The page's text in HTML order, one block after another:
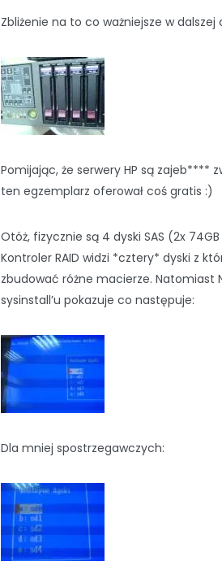
Zbliżenie na to co ważniejsze w dalszej
Pomijając, że serwery HP są zajeb****
ten egzemplarz oferował coś gratis :)
Otóż, fizycznie są 4 dyski SAS (2x 74GB
Kontroler RAID widzi *cztery* dyski z
zbudować różne macierze. Natomiast
sysinstall’u pokazuje co następuje:
Dla mniej spostrzegawczych: